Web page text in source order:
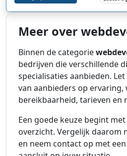
Meer over
Binnen de categorie
bedrijven die verschillende
specialisaties aanbieden.
van aanbieders op ervaring,
bereikbaarheid, tarieven en
Een goede keuze begint
overzicht. Vergelijk daarom
en neem contact op met